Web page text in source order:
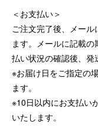
＜お支払い＞
ご注文完了後、メー
ます。メールに記載
払い状況の確認後、発
※お届け日をご指定の
ます。
※10日以内にお支払い
いたします。